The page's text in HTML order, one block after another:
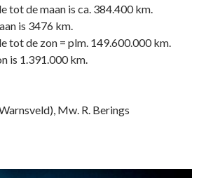
tot de maan is ca. 384.400 km.
is 3476 km.
tot de zon = plm. 149.600.000 km.
is 1.391.000 km.
Mw. R. Berings